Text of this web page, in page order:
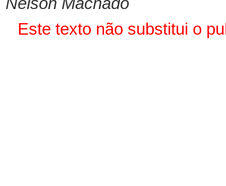
Este texto não substitui o